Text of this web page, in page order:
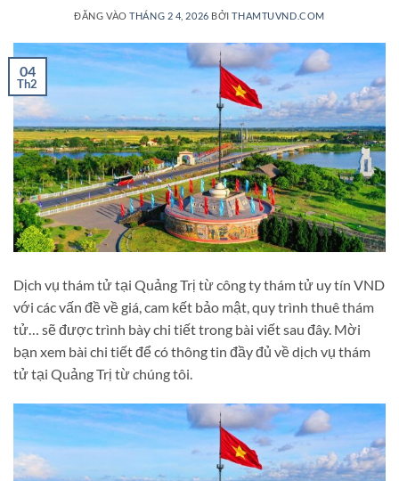
ĐĂNG VÀOTHÁNG 2 4, 2026 BỞITHAMTUVND.COM
04
Th2
Dịch vụ thám tử tại Quảng Trị từ công ty thám tử uy tín VND
với các vấn đề về giá, cam kết bảo mật, quy trình thuê thám
tử… sẽ được trình bày chi tiết trong bài viết sau đây. Mời
bạn xem bài chi tiết để có thông tin đầy đủ về dịch vụ thám
tử tại Quảng Trị từ chúng tôi.